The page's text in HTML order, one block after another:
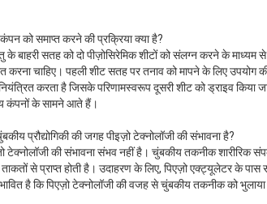
को समाप्त करने की प्रक्रिया क्या है?
के बाहरी सतह को दो पीज़ोसिरेमिक शीटों को संलग्न करने के माध्यम
करना चाहिए। पहली शीट सतह पर तनाव को मापने के लिए उपयोग
करता है जिसके परिणामस्वरूप दूसरी शीट को ड्राइव
कंपनों के सामने आते हैं।
प्रौद्योगिकी की जगह पीइज़ो टेक्नोलॉजी की संभावना है?
की संभावना संभव नहीं है। चुंबकीय तकनीक शारीरिक
से प्राप्त होती है। उदाहरण के लिए, पिएज़ो एक्ट्यूलेटर के पास
है कि पिएज़ो टेक्नोलॉजी की वजह से चुंबकीय तकनीक को